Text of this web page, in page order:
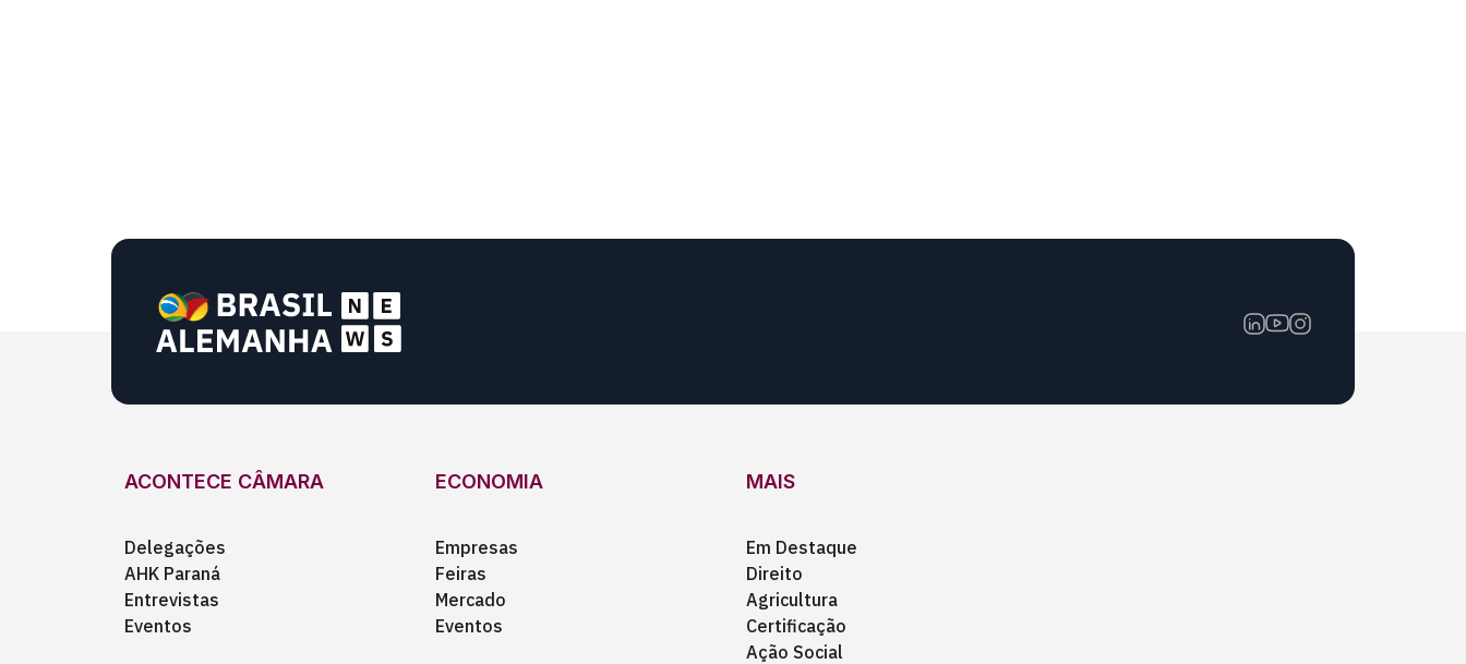
ACONTECE CÂMARA
Delegações
AHK Paraná
Entrevistas
Eventos
ECONOMIA
Empresas
Feiras
Mercado
Eventos
MAIS
Em Destaque
Direito
Agricultura
Certificação
Ação Social